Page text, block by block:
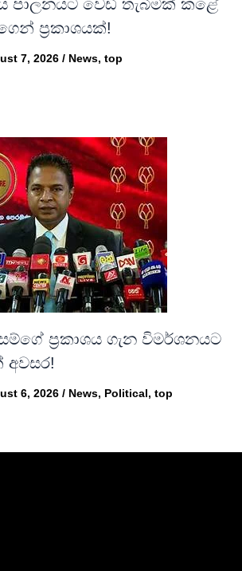
පාලනයට වෙඩි තැබීමක් කළේ
ප්‍රකාශයක්!
7, 2026 / News, top
ප්‍රකාශය ගැන විමර්ශනයට
6, 2026 / News, Political, top